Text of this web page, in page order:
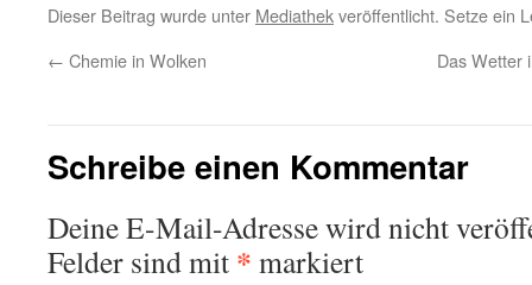
Dieser Beitrag wurde unter Mediathekveröffentlicht. Setze ein
← Chemie in Wolken Das Wetter
Schreibe einen Kommentar
Deine E-Mail-Adresse wird nicht
Felder sind mit * markiert